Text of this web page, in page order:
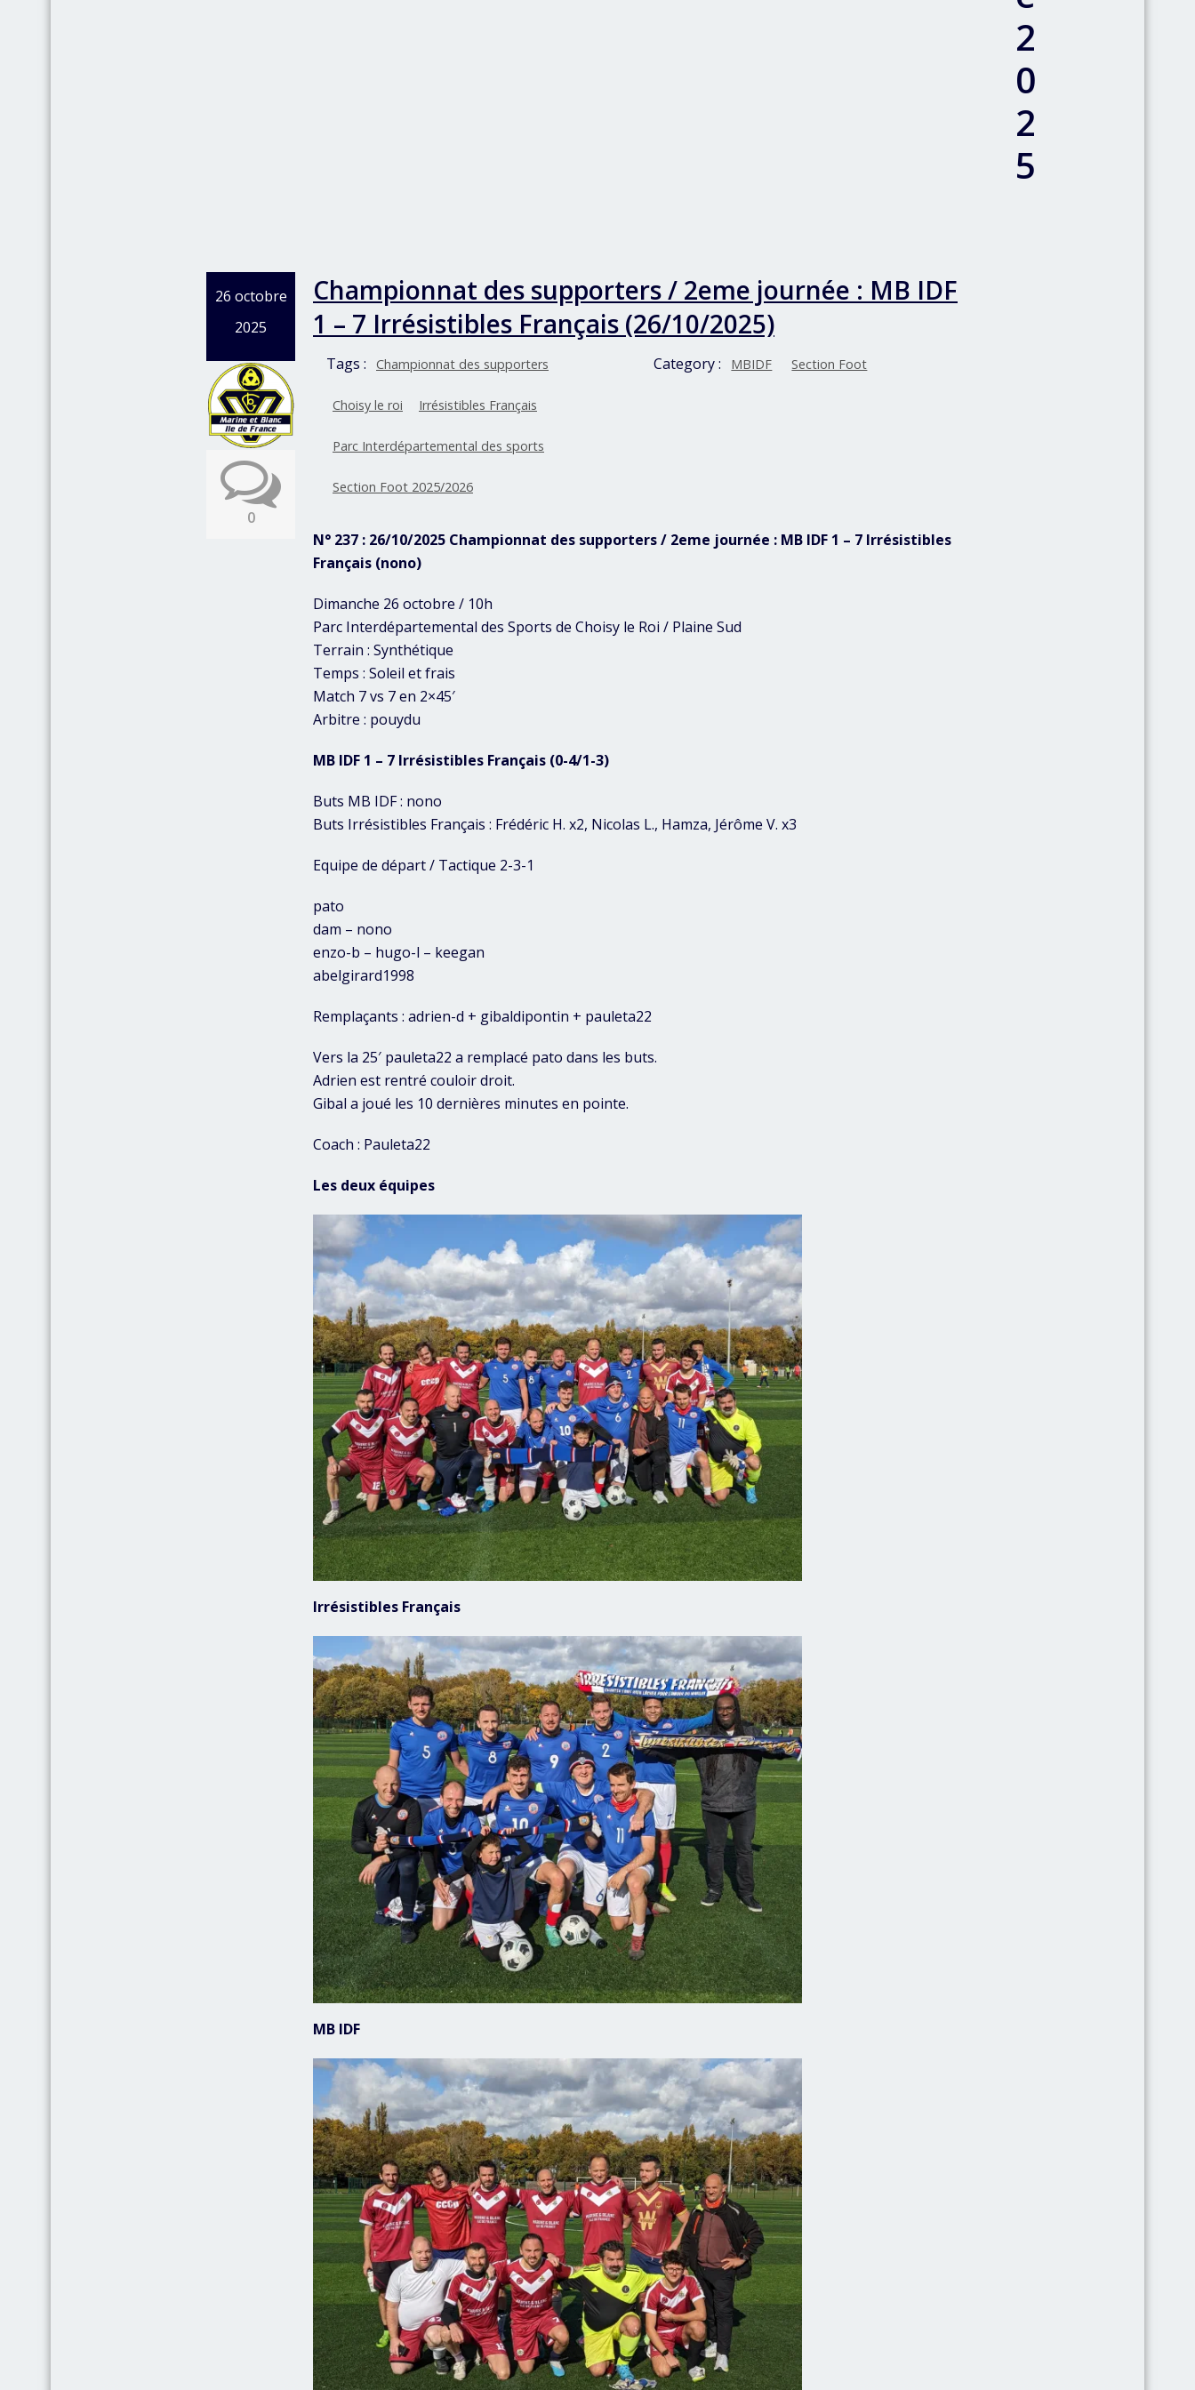
2
0
2
5
26 octobre
2025
0
Championnat des supporters / 2eme journée : MB IDF
1 – 7 Irrésistibles Français (26/10/2025)
Tags : Championnat des supporters
Choisy le roi Irrésistibles Français
Parc Interdépartemental des sports
Section Foot 2025/2026
Category : MBIDF Section Foot
N° 237 : 26/10/2025 Championnat des supporters / 2eme journée : MB IDF 1 – 7 Irrésistibles
Français (nono)
Dimanche 26 octobre / 10h
Parc Interdépartemental des Sports de Choisy le Roi / Plaine Sud
Terrain : Synthétique
Temps : Soleil et frais
Match 7 vs 7 en 2×45′
Arbitre : pouydu
MB IDF 1 – 7 Irrésistibles Français (0-4/1-3)
Buts MB IDF : nono
Buts Irrésistibles Français : Frédéric H. x2, Nicolas L., Hamza, Jérôme V. x3
Equipe de départ / Tactique 2-3-1
pato
dam – nono
enzo-b – hugo-l – keegan
abelgirard1998
Remplaçants : adrien-d + gibaldipontin + pauleta22
Vers la 25′ pauleta22 a remplacé pato dans les buts.
Adrien est rentré couloir droit.
Gibal a joué les 10 dernières minutes en pointe.
Coach : Pauleta22
Les deux équipes
Irrésistibles Français
MB IDF